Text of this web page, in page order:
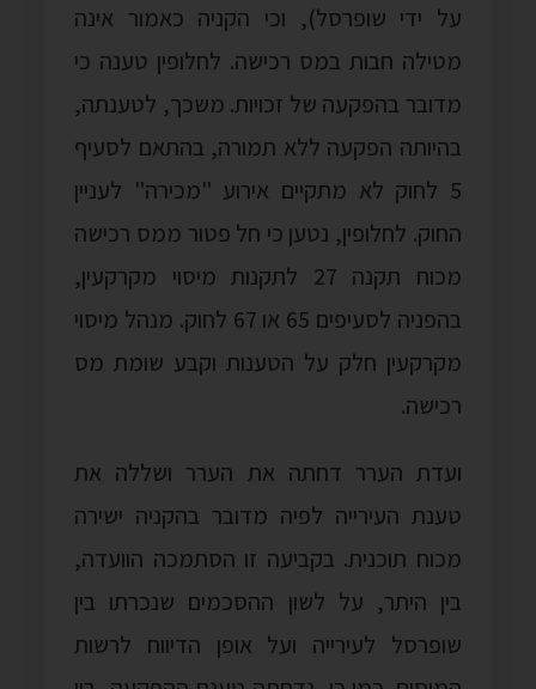
על ידי שופרסל), וכי הקניה כאמור אינה
מטילה חבות במס רכישה. לחלופין טענה כי
מדובר בהפקעה של זכויות. משכך, לטענתה,
בהיותה הפקעה ללא תמורה, בהתאם לסעיף
5 לחוק לא מתקיים אירוע "מכירה" לעניין
החוק. לחלופין, נטען כי חל פטור ממס רכישה
מכוח תקנה 27 לתקנות מיסוי מקרקעין,
בהפניה לסעיפים 65 או 67 לחוק. מנהל מיסוי
מקרקעין חלק על הטענות וקבע שומת מס
רכישה.
ועדת הערר דחתה את הערר ושללה את
טענת העירייה לפיה מדובר בהקניה ישירה
מכוח תוכנית. בקביעה זו הסתמכה הוועדה,
בין היתר, על לשון ההסכמים שנכרתו בין
שופרסל לעירייה ועל אופן הדיווח לרשות